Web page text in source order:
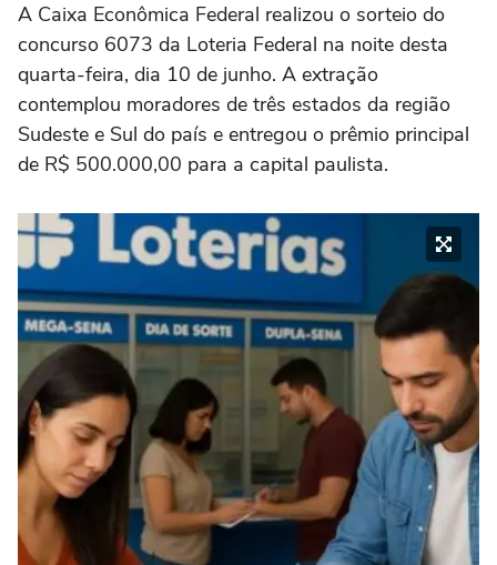
A Caixa Econômica Federal realizou o sorteio do
concurso 6073 da Loteria Federal na noite desta
quarta-feira, dia 10 de junho. A extração
contemplou moradores de três estados da região
Sudeste e Sul do país e entregou o prêmio principal
de R$ 500.000,00 para a capital paulista.